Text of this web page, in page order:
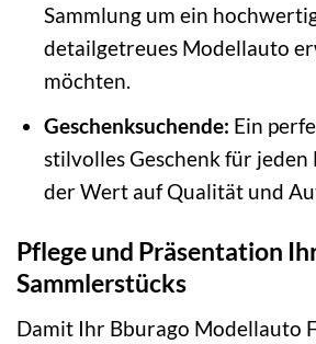
Sammlung um ein
detailgetreues Modellauto
möchten.
Geschenksuchende: Ein
stilvolles Geschenk für
der Wert auf Qualität und
Pflege und Präsentation
Sammlerstücks
Damit Ihr Bburago Modellauto